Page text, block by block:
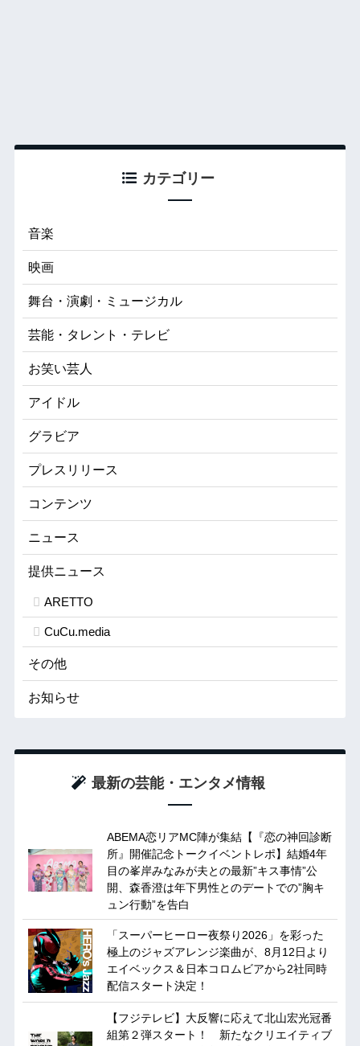
カテゴリー
音楽
映画
舞台・演劇・ミュージカル
芸能・タレント・テレビ
お笑い芸人
アイドル
グラビア
プレスリリース
コンテンツ
ニュース
提供ニュース
ARETTO
CuCu.media
その他
お知らせ
最新の芸能・エンタメ情報
ABEMA恋リアMC陣が集結【『恋の神回診断
所』開催記念トークイベントレポ】結婚4年
目の峯岸みなみが夫との最新”キス事情”公
開、森香澄は年下男性とのデートでの”胸キ
ュン行動”を告白
「スーパーヒーロー夜祭り2026」を彩った
極上のジャズアレンジ楽曲が、8月12日より
エイベックス＆日本コロムビアから2社同時
配信スタート決定！
【フジテレビ】大反響に応えて北山宏光冠番
組第２弾スタート！ 新たなクリエイティブ